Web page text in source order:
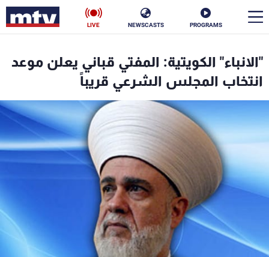
PROGRAMS
NEWSCASTS
LIVE
"الانباء" الكويتية: المفتي قباني يعلن موعد
انتخاب المجلس الشرعي قريباً
الأخبار
فن
منوعات رياضة
كأس العالم
البرامج